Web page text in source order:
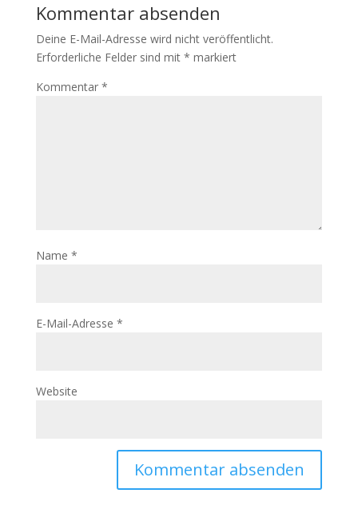
Kommentar absenden
Deine E-Mail-Adresse wird nicht veröffentlicht.
Erforderliche Felder sind mit * markiert
Kommentar *
Name *
E-Mail-Adresse *
Website